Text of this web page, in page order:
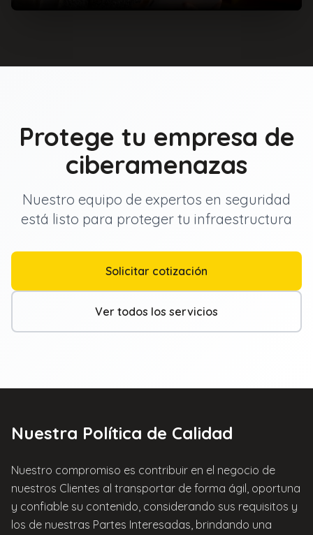
Protege tu empresa de
ciberamenazas
Nuestro equipo de expertos en seguridad
está listo para proteger tu infraestructura
Solicitar cotización
Ver todos los servicios
Nuestra Política de Calidad
Nuestro compromiso es contribuir en el negocio de
nuestros Clientes al transportar de forma ágil, oportuna
y confiable su contenido, considerando sus requisitos y
los de nuestras Partes Interesadas, brindando una